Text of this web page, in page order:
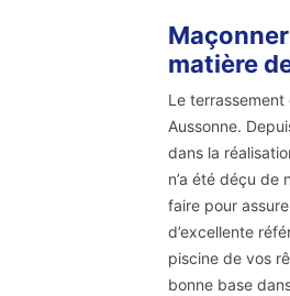
matière
Le terrassement
Aussonne.
dans la
n’a été déçu de
faire pour
d’excellente
piscine de vos
bonne base